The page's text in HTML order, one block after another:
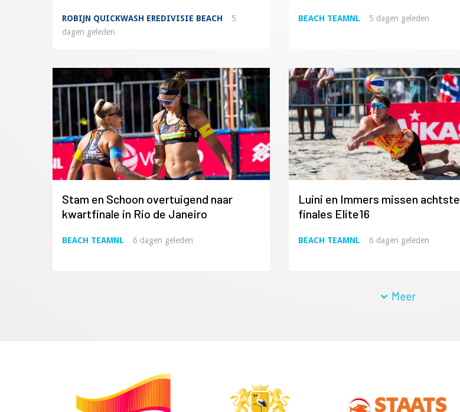
ROBIJN QUICKWASH EREDIVISIE BEACH
5
dagen geleden
BEACH TEAMNL 5 dagen geleden
Stam en Schoon overtuigend naar
kwartfinale in Rio de Janeiro
BEACH TEAMNL 6 dagen geleden
Luini en Immers missen achtste
finales Elite16
BEACH TEAMNL 6 dagen geleden
Meer